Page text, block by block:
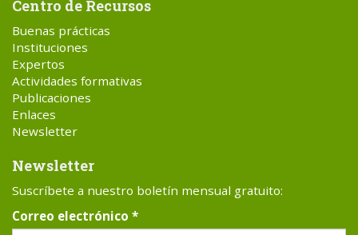
Centro de Recursos
Buenas prácticas
Instituciones
Expertos
Actividades formativas
Publicaciones
Enlaces
Newsletter
Newsletter
Suscríbete a nuestro boletín mensual gratuito:
Correo electrónico *